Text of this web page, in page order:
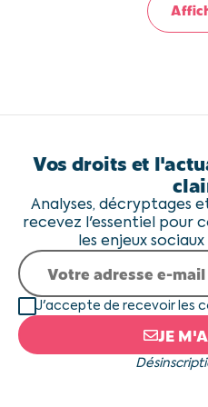
Vos droits et
Analyses, décryptages
recevez l'essentiel pour
les enjeux
J'accepte de recevoir les
JE